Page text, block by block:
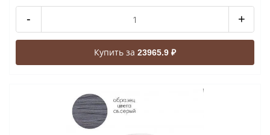
- +
Купить за 23965.9 ₽